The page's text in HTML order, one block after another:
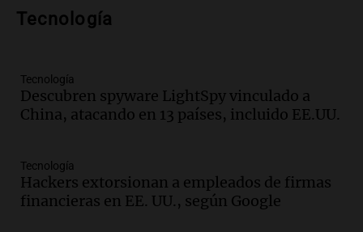
Episodios
tras condiciones invernales
Panorama Federal
Episodios
distraídos: ¿Qué pasa con un niño
cuando el padre mira mucho el teléfono?
Educar entre todos
Tecnología
Tecnología
Descubren spyware LightSpy vinculado a
China, atacando en 13 países, incluido EE.UU.
Tecnología
Hackers extorsionan a empleados de firmas
financieras en EE. UU., según Google